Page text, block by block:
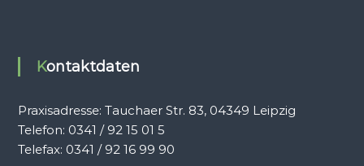
Kontaktdaten
Praxisadresse: Tauchaer Str. 83, 04349 Leipzig
Telefon: 0341 / 92 15 01 5‬
Telefax: 0341 / 92 16 99 90‬